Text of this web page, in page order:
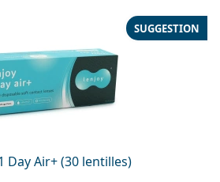
Day Air+ (30 lentilles)
SUGGESTION